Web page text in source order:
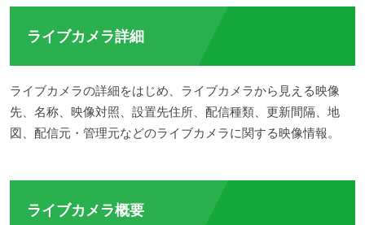
ライブカメラ詳細
ライブカメラの詳細をはじめ、ライブカメラから見える映像
先、名称、映像対照、設置先住所、配信種類、更新間隔、地
図、配信元・管理元などのライブカメラに関する映像情報。
ライブカメラ概要